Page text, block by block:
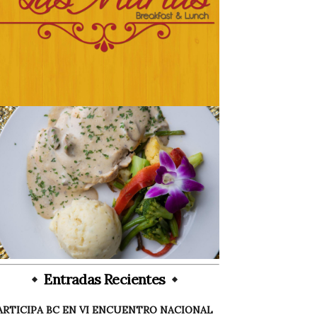
Entradas Recientes
BC EN VI ENCUENTRO NACIONAL